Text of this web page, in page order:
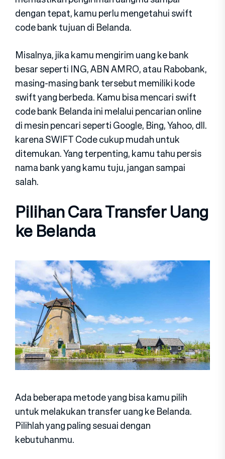
dengan tepat, kamu perlu mengetahui swift
code bank tujuan di Belanda.
Misalnya, jika kamu mengirim uang ke bank
besar seperti ING, ABN AMRO, atau Rabobank,
masing-masing bank tersebut memiliki kode
swift yang berbeda. Kamu bisa mencari swift
code bank Belanda ini melalui pencarian online
di mesin pencari seperti Google, Bing, Yahoo, dll.
karena SWIFT Code cukup mudah untuk
ditemukan. Yang terpenting, kamu tahu persis
nama bank yang kamu tuju, jangan sampai
salah.
Pilihan Cara Transfer Uang
ke Belanda
Ada beberapa metode yang bisa kamu pilih
untuk melakukan transfer uang ke Belanda.
Pilihlah yang paling sesuai dengan
kebutuhanmu.